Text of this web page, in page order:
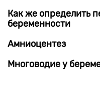
Как же определить
беременности
Амниоцентез
Многоводие у